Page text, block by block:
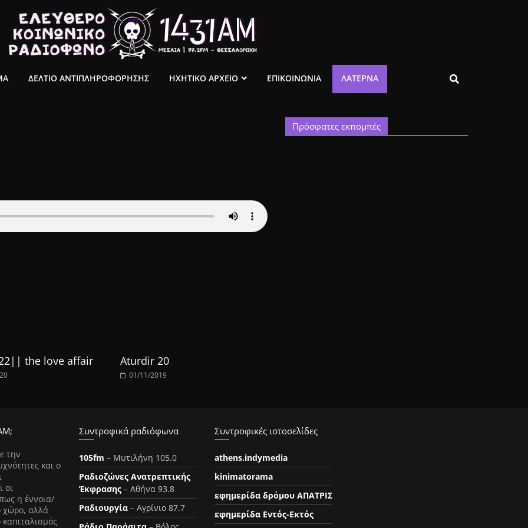
ΔΕΛΤΙΟ ΑΝΤΙΠΛΗΡΟΦΟΡΗΣΗΣ ΗΧΗΤΙΚΟ ΑΡΧΕΙΟ ΕΠΙΚΟΙΝΩΝΙΑ ΛΑΤΈΡΝΑ
the love affair Aturdir 20
01/11/2019
Πρόσφατες εκπομπές
την
και ο
οι
η έννοια/
χώρο, αλλά
Συντροφικά ραδιόφωνα
105fm – Μυτιλήνη 105.0
Ραδιοζώνες Ανατρεπτικής
Έκφρασης – Αθήνα 93.8
Ραδιουργία – Αγρίνιο 87.7
Συντροφικές ιστοσελίδες
athens.indymedia
kinimatorama
εφημερίδα δρόμου ΑΠΑΤΡΙΣ
εφημερίδα Εντός-Εκτός